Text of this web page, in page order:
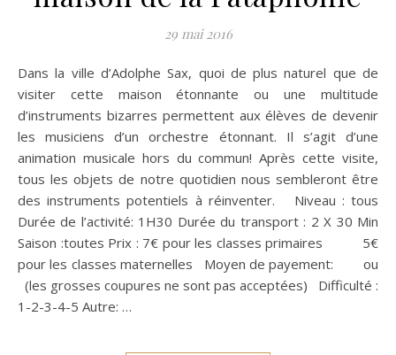
29 mai 2016
Dans la ville d’Adolphe Sax, quoi de plus naturel que de
visiter cette maison étonnante ou une multitude
d’instruments bizarres permettent aux élèves de devenir
les musiciens d’un orchestre étonnant. Il s’agit d’une
animation musicale hors du commun! Après cette visite,
tous les objets de notre quotidien nous sembleront être
des instruments potentiels à réinventer. Niveau : tous
Durée de l’activité: 1H30 Durée du transport : 2 X 30 Min
Saison :toutes Prix : 7€ pour les classes primaires 5€
pour les classes maternelles Moyen de payement: ou
(les grosses coupures ne sont pas acceptées) Difficulté :
1-2-3-4-5 Autre: …